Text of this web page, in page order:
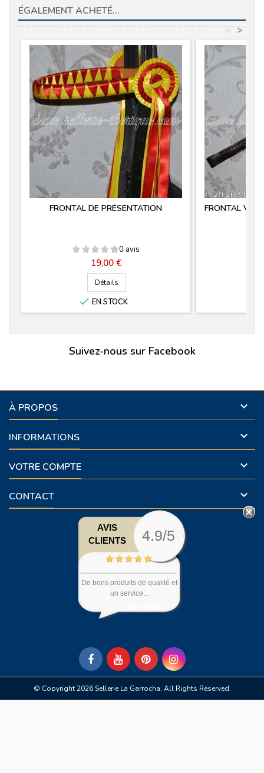
ÉGALEMENT ACHETÉ...
>
<
FRONTAL DE PRÉSENTATION
0 avis
Prix
19,00 €
Détails
 EN STOCK
FRONTAL
Suivez-nous sur Facebook
À PROPOS 
INFORMATIONS 
VOTRE COMPTE 
CONTACT 
AVIS
CLIENTS
4.9/5
De bons produits de qualité et
un service...
© Copyright 2026 Sellerie La Garrocha. All Rights Reserved.